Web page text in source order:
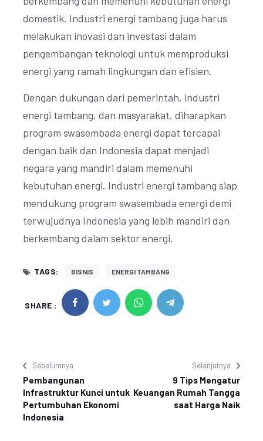
domestik. Industri energi tambang juga harus
melakukan inovasi dan investasi dalam
pengembangan teknologi untuk memproduksi
energi yang ramah lingkungan dan efisien.
Dengan dukungan dari pemerintah, industri
energi tambang, dan masyarakat, diharapkan
program swasembada energi dapat tercapai
dengan baik dan Indonesia dapat menjadi
negara yang mandiri dalam memenuhi
kebutuhan energi. Industri energi tambang siap
mendukung program swasembada energi demi
terwujudnya Indonesia yang lebih mandiri dan
berkembang dalam sektor energi.
TAGS: BISNIS ENERGI TAMBANG
SHARE :
Sebelumnya
Pembangunan
Infrastruktur Kunci untuk
Pertumbuhan Ekonomi
Indonesia
Selanjutnya
9 Tips Mengatur
Keuangan Rumah Tangga
saat Harga Naik